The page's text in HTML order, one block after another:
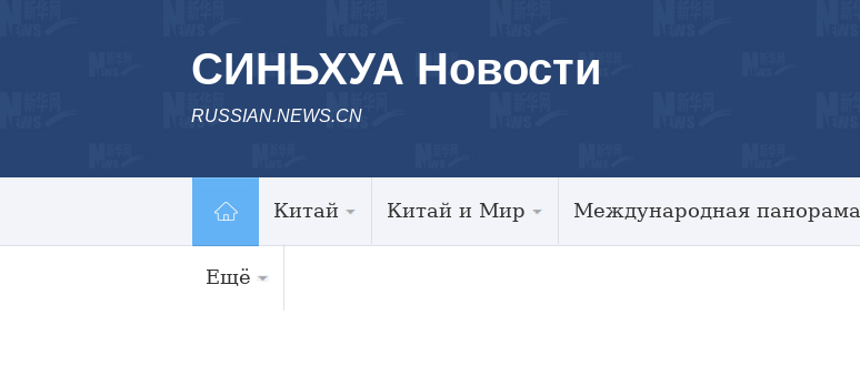
СИНЬХУА Новости
RUSSIAN.NEWS.CN
Китай Китай и Мир Международная панорама
Ещё